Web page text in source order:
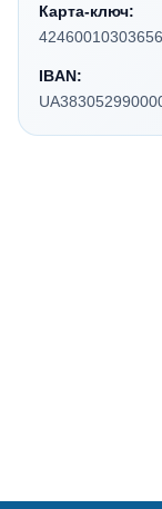
Карта-ключ:
IBAN: